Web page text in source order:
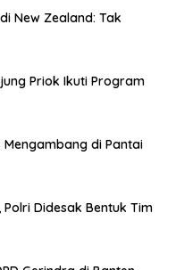
New Zealand: Tak
Priok Ikuti Program
Mengambang di Pantai
Polri Didesak Bentuk Tim